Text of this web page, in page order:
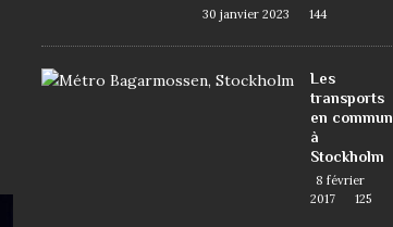
30 janvier 2023 144
Les
transports
en commun
à
Stockholm
8 février
2017
125